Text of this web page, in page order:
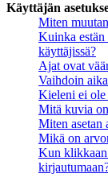
Käyttäjän
Miten
Kuinka estän
käyttäjissä?
Ajat ovat
Vaihdoin
Kieleni ei ole
Mitä kuvia
Miten asetan
Mikä on
Kun klikkaan